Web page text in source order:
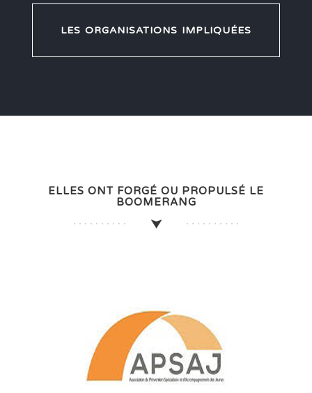
LES ORGANISATIONS IMPLIQUÉES
ELLES ONT FORGÉ OU PROPULSÉ LE
BOOMERANG